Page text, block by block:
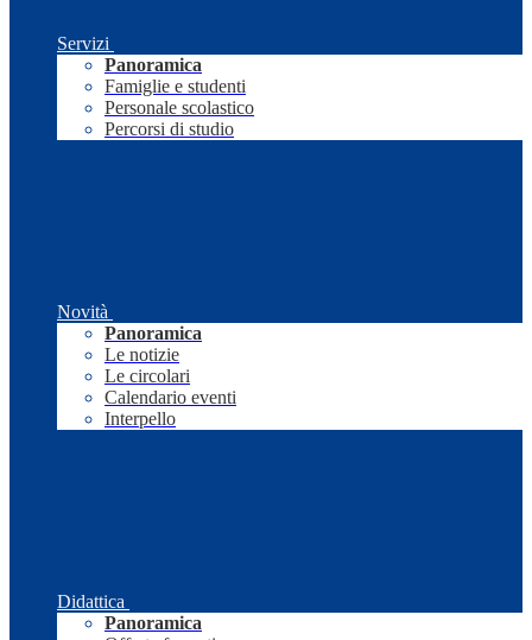
Servizi
Panoramica
Famiglie e studenti
Personale scolastico
Percorsi di studio
Novità
Panoramica
Le notizie
Le circolari
Calendario eventi
Interpello
Didattica
Panoramica